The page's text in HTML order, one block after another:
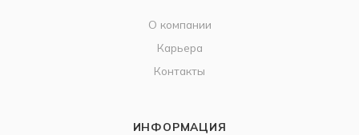
О компании
Карьера
Контакты
ИНФОРМАЦИЯ